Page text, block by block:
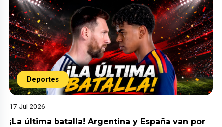
Deportes
17 Jul 2026
¡La última batalla! Argentina y España van por